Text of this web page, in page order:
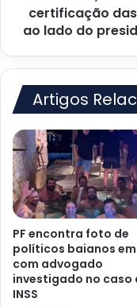
certificação
espadas
Cruz
das
ao
lado
do
presidente
da
Euricles
Neto
certificação
ao lado do
Artigos
PF encontra foto de
políticos baianos
com advogado
investigado no caso
INSS